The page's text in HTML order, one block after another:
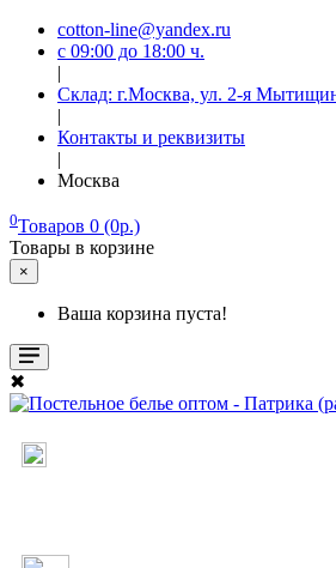
cotton-line@yandex.ru
с 09:00 до 18:00 ч.
|
Склад: г.Москва, ул. 2-я
|
Контакты и реквизиты
|
Москва
0Товаров 0 (0р.)
Товары в корзине
×
Ваша корзина пуста!
✖